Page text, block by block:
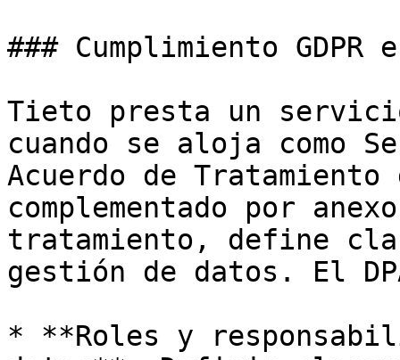
### Cumplimiento
Tieto presta un servicio
cuando se aloja como
Acuerdo de Tratamiento
complementado por
tratamiento, define
gestión de datos. El
* **Roles y